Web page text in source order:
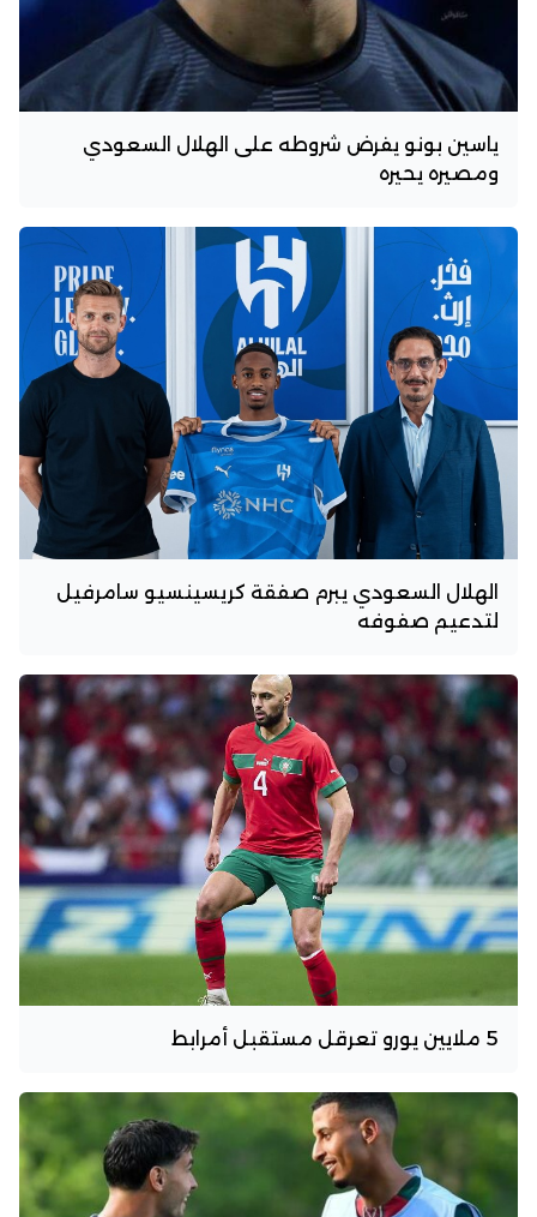
ياسين بونو يفرض شروطه على الهلال السعودي
ومصيره يحيره
الهلال السعودي يبرم صفقة كريسينسيو سامرفيل
لتدعيم صفوفه
5 ملايين يورو تعرقل مستقبل أمرابط